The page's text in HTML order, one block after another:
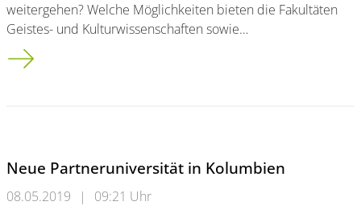
weitergehen? Welche Möglichkeiten bieten die Fakultäten
Geistes- und Kulturwissenschaften sowie…
Info-Nachmittag zu Masterstudiengängen
Neue Partneruniversität in Kolumbien
08.05.2019 |
09:21 Uhr